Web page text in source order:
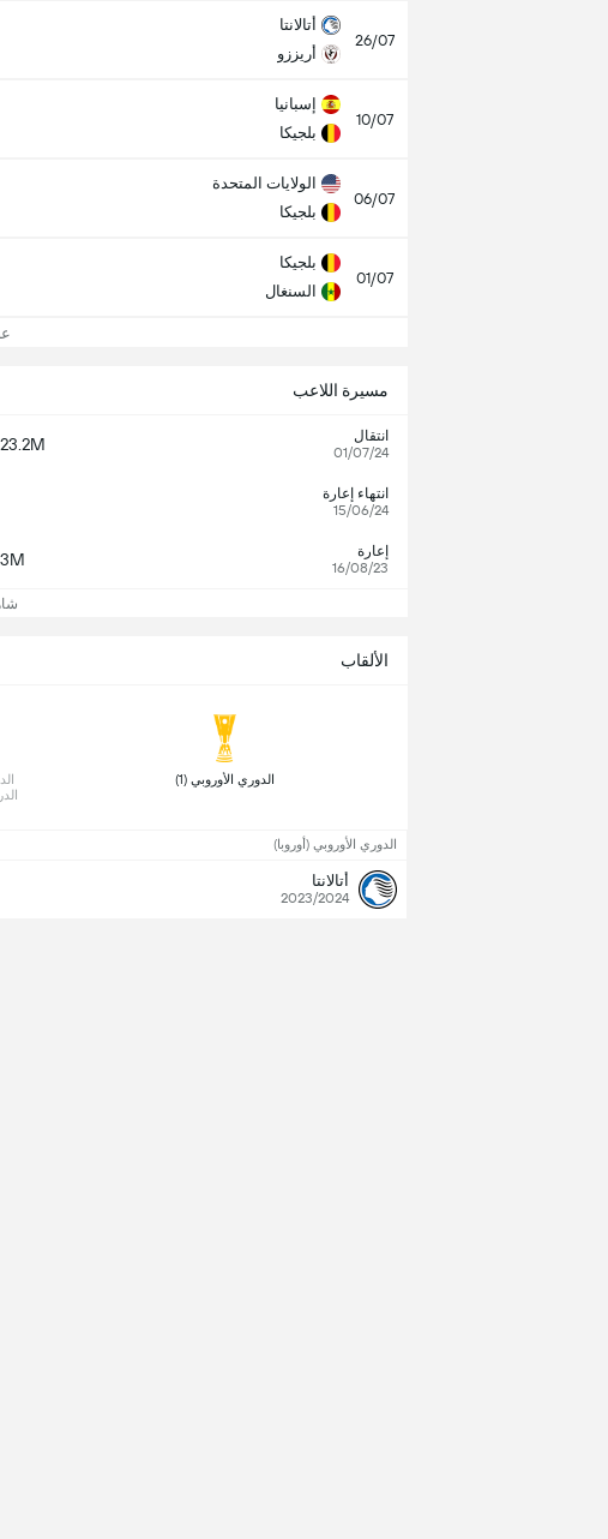
26/07
أتالانتا
أريززو
10/07
إسبانيا
بلجيكا
06/07
الولايات المتحدة
بلجيكا
01/07
بلجيكا
السنغال
مسيرة اللاعب
انتقال
01/07/24
انتهاء إعارة
15/06/24
إعارة
16/08/23
الألقاب
الدوري الأوروبي (1)
الدوري الأوروبي (أوروبا)
أتالانتا
2023/2024